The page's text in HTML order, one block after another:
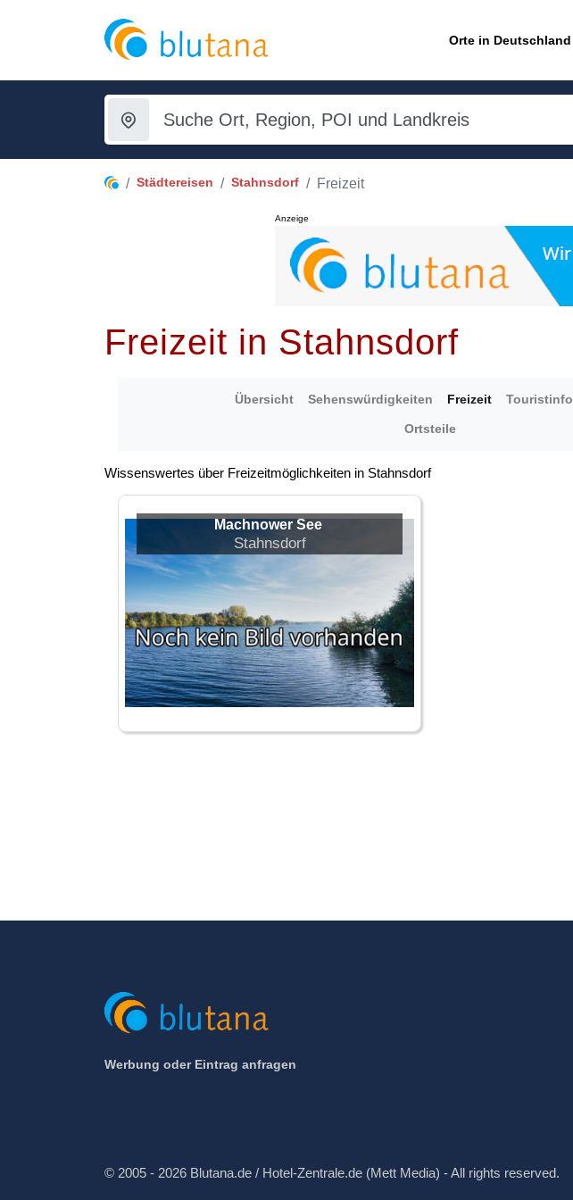
Orte in Deutschland
Städtereisen Stahnsdorf Freizeit
Anzeige
Freizeit in Stahnsdorf
Übersicht Sehenswürdigkeiten Freizeit Touristinfo
Ortsteile
Wissenswertes über Freizeitmöglichkeiten in Stahnsdorf
Machnower See
Stahnsdorf
Werbung oder Eintrag anfragen
© 2005 - 2026 Blutana.de / Hotel-Zentrale.de (Mett Media) - All rights reserved.